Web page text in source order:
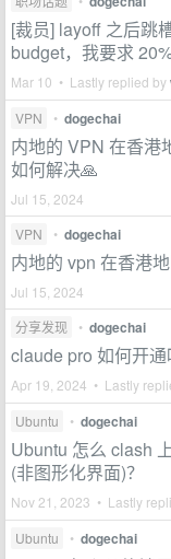
[裁员] layoff 之后跳
budget，我要求
Mar 10 • Lastly replied by
VPN • dogechai
内地的 VPN 在香港
如何解决🙏
Jul 15, 2024
VPN
• dogechai
内地的 vpn 在香港
Jul 15, 2024
分享发现
• dogechai
claude pro 如何开通
Apr 19, 2024 • Lastly
Ubuntu • dogechai
Ubuntu 怎么 clash
(非图形化界面)？
Nov 21, 2023 • Lastly
Ubuntu • dogechai